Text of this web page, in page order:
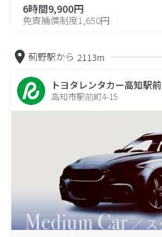
6時間9,900円
免責補償制度1,650円
薊野駅から 2113m
トヨタレンタカー高知駅前
高知市駅前町4-15